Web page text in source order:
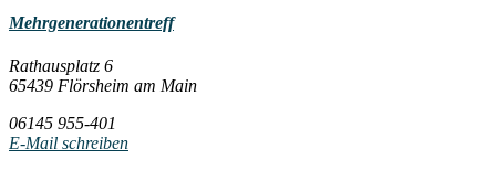
Mehrgenerationentreff
Rathausplatz 6
65439 Flörsheim am Main
06145 955-401
E-Mail schreiben